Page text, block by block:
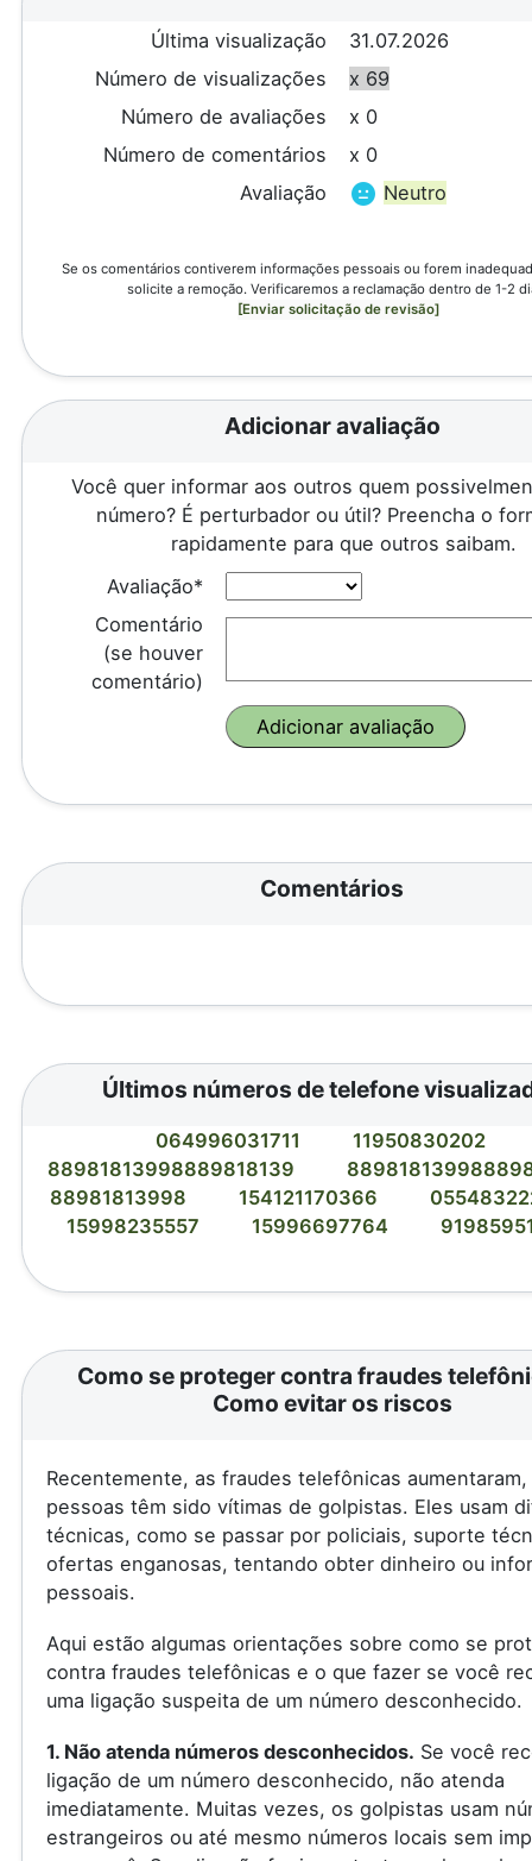
Última visualização
31.07.2026
Número de visualizações
x 69
Número de avaliações
x 0
Número de comentários
x 0
Avaliação
Neutro
Se os comentários contiverem informações pessoais ou forem
solicite a remoção. Verificaremos a reclamação dentro de 1-2
[Enviar solicitação de revisão]
Adicionar avaliação
Você quer informar aos outros quem
número? É perturbador ou útil? Preencha o
rapidamente para que outros saibam.
Avaliação*
Comentário
(se houver
comentário)
Comentários
Últimos números de telefone
064996031711
11950830202
88981813998889818139
88981813998
154121170366
15998235557
15996697764
Como se proteger contra fraudes
Como evitar os riscos
Recentemente, as fraudes telefônicas
pessoas têm sido vítimas de golpistas. Eles usam
técnicas, como se passar por policiais, suporte
ofertas enganosas, tentando obter dinheiro ou
pessoais.
Aqui estão algumas orientações sobre como se
contra fraudes telefônicas e o que fazer se você
uma ligação suspeita de um número desconhecido.
1. Não atenda números desconhecidos. Se você
ligação de um número desconhecido, não atenda
imediatamente. Muitas vezes, os golpistas usam
estrangeiros ou até mesmo números locais sem